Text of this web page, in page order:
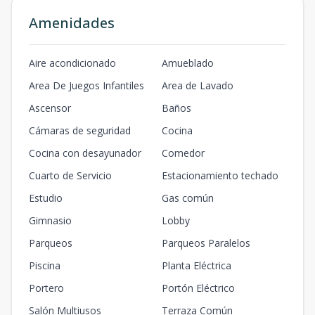
Amenidades
Aire acondicionado
Amueblado
Area De Juegos Infantiles
Area de Lavado
Ascensor
Baños
Cámaras de seguridad
Cocina
Cocina con desayunador
Comedor
Cuarto de Servicio
Estacionamiento techado
Estudio
Gas común
Gimnasio
Lobby
Parqueos
Parqueos Paralelos
Piscina
Planta Eléctrica
Portero
Portón Eléctrico
Salón Multiusos
Terraza Común